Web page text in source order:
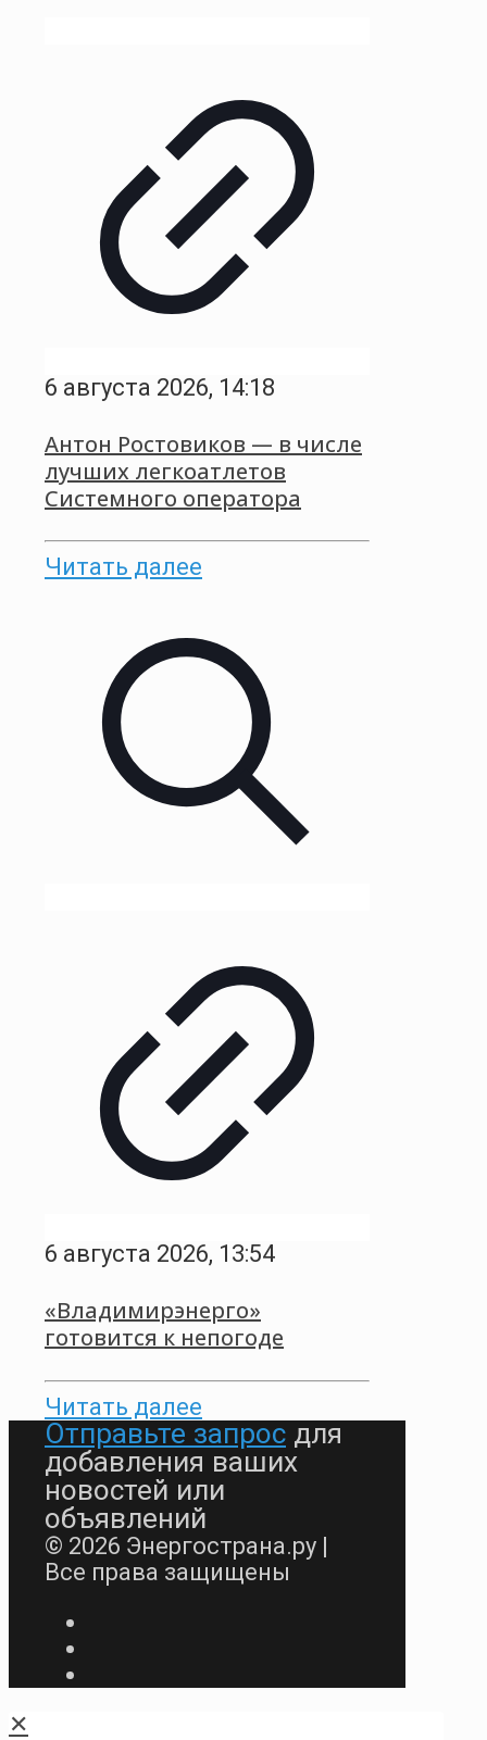
6 августа 2026, 14:18
Антон Ростовиков — в числе
лучших легкоатлетов
Системного оператора
Читать далее
6 августа 2026, 13:54
«Владимирэнерго»
готовится к непогоде
Читать далее
Отправьте запрос для
добавления ваших
новостей или
объявлений
© 2026 Энергострана.ру |
Все права защищены
✕